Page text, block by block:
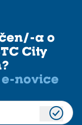
a o
City
novice